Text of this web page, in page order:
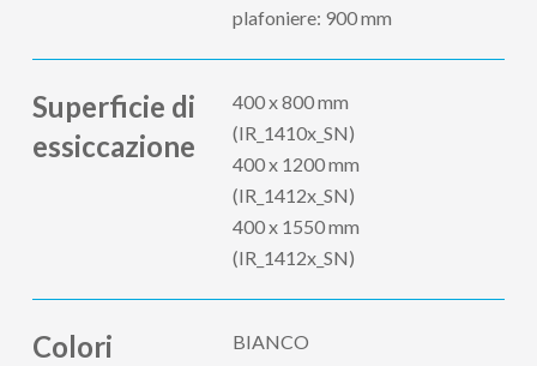
plafoniere: 900 mm
Superficie di
essiccazione
400 x 800 mm
(IR_1410x_SN)
400 x 1200 mm
(IR_1412x_SN)
400 x 1550 mm
(IR_1412x_SN)
Colori BIANCO